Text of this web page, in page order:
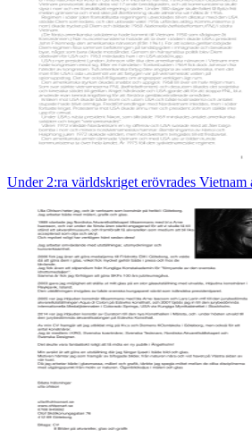
Under 2:ra världskriget erövrades Vietnam